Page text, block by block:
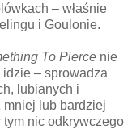
– właśnie
i Goulonie.
To Pierce nie
idzie – sprowadza
lubianych i
lub bardziej
tym nic odkrywczego